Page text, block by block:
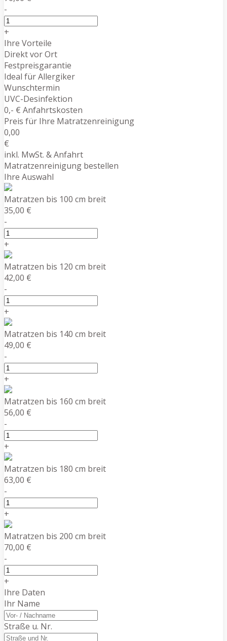
-
+
Ihre Vorteile
Direkt vor Ort
Festpreisgarantie
Ideal für Allergiker
Wunschtermin
UVC-Desinfektion
0,- € Anfahrtskosten
Preis für Ihre Matratzenreinigung
0,00
€
inkl. MwSt. & Anfahrt
Matratzenreinigung bestellen
Ihre Auswahl
Matratzen bis 100 cm breit
35,00 €
-
+
Matratzen bis 120 cm breit
42,00 €
-
+
Matratzen bis 140 cm breit
49,00 €
-
+
Matratzen bis 160 cm breit
56,00 €
-
+
Matratzen bis 180 cm breit
63,00 €
-
+
Matratzen bis 200 cm breit
70,00 €
-
+
Ihre Daten
Ihr Name
Straße u. Nr.